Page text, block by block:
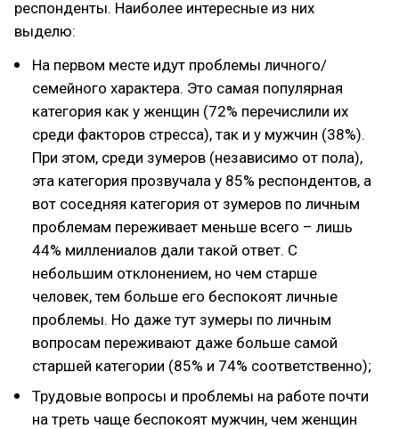
респонденты. Наиболее интересные из них
выделю:
На первом месте идут проблемы личного/
семейного характера. Это самая популярная
категория как у женщин (72% перечислили их
среди факторов стресса), так и у мужчин (38%).
При этом, среди зумеров (независимо от пола),
эта категория прозвучала у 85% респондентов, а
вот соседняя категория от зумеров по личным
проблемам переживает меньше всего – лишь
44% миллениалов дали такой ответ. С
небольшим отклонением, но чем старше
человек, тем больше его беспокоят личные
проблемы. Но даже тут зумеры по личным
вопросам переживают даже больше самой
старшей категории (85% и 74% соответственно);
Трудовые вопросы и проблемы на работе почти
на треть чаще беспокоят мужчин, чем женщин